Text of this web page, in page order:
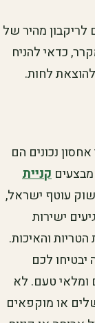
לריקבון מהיר של
כדאי להניח
לחות.
נכונים הם
קניית
עוטף ישראל,
ישירות
והאיכות.
יבטיחו לכם
ומלאי טעם. לא
או מוקפאים